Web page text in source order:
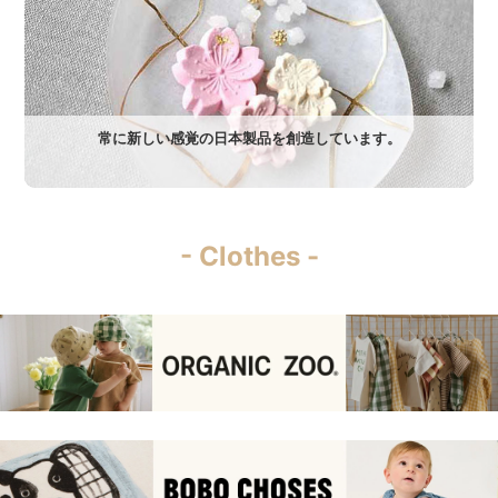
常に新しい感覚の日本製品を創造しています。
- Clothes -